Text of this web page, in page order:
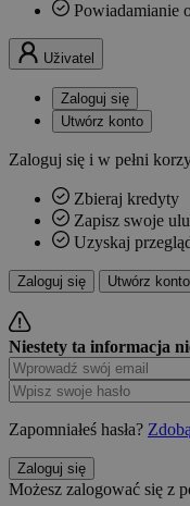
Powiadamianie
Uživatel
Zaloguj się
Utwórz konto
Zaloguj się i w pełni
Zbieraj kredyty
Zapisz swoje
Uzyskaj
Zaloguj się Utwórz konto
Niestety ta informacja
Zapomniałeś hasła?
Zaloguj się
Możesz zalogować się z